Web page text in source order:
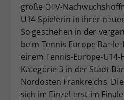
große ÖTV-
U14-Spielerin in ihrer
So geschehen in der
beim Tennis Europe Bar-
einem Tennis-Europe-
Kategorie 3 in der Stadt
Nordosten Frankreichs.
sich im Einzel erst im
hat.